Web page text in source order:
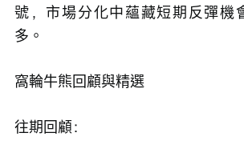
號，市場分化中蘊藏短期反彈機
多。
窩輪牛熊回顧與精選
往期回顧：